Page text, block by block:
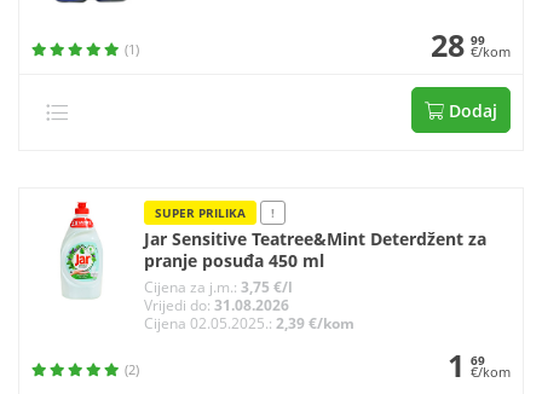
(1) 28 99
€/kom
Dodaj
SUPER PRILIKA !
Jar Sensitive Teatree&Mint Deterdžent za
pranje posuđa 450 ml
Cijena za j.m.:3,75 €/l
Vrijedi do:31.08.2026
Cijena 02.05.2025.:2,39 €/kom
(2) 1 69
€/kom